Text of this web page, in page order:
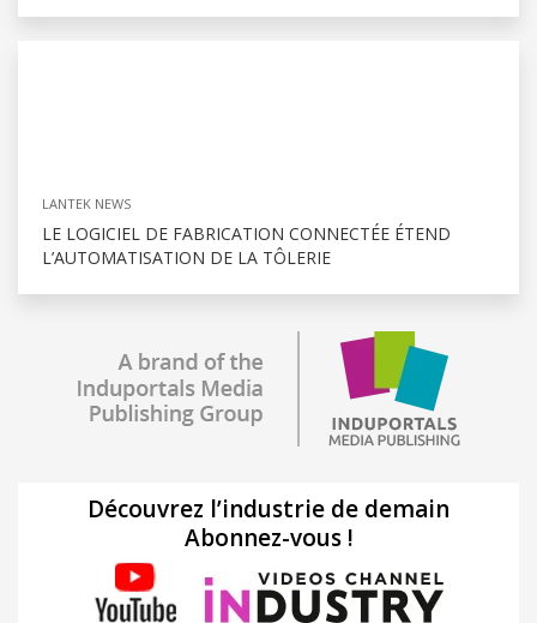
LANTEK NEWS
LE LOGICIEL DE FABRICATION CONNECTÉE ÉTEND
L’AUTOMATISATION DE LA TÔLERIE
Découvrez l’industrie de demain
Abonnez-vous !